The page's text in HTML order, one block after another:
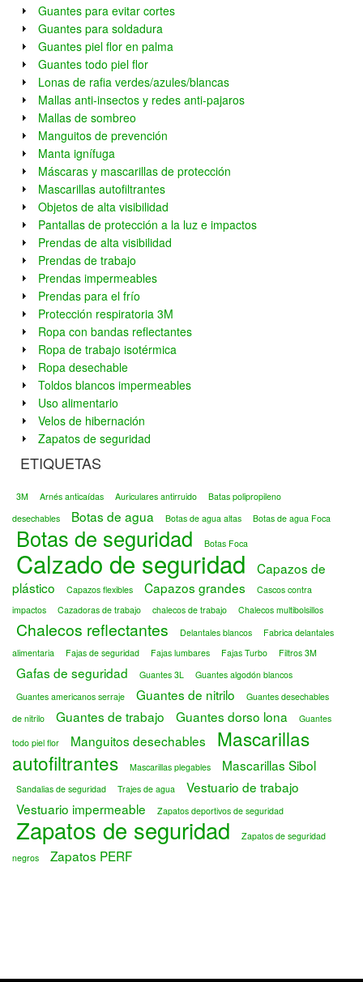
Guantes para evitar cortes
Guantes para soldadura
Guantes piel flor en palma
Guantes todo piel flor
Lonas de rafia verdes/azules/blancas
Mallas anti-insectos y redes anti-pajaros
Mallas de sombreo
Manguitos de prevención
Manta ignífuga
Máscaras y mascarillas de protección
Mascarillas autofiltrantes
Objetos de alta visibilidad
Pantallas de protección a la luz e impactos
Prendas de alta visibilidad
Prendas de trabajo
Prendas impermeables
Prendas para el frío
Protección respiratoria 3M
Ropa con bandas reflectantes
Ropa de trabajo isotérmica
Ropa desechable
Toldos blancos impermeables
Uso alimentario
Velos de hibernación
Zapatos de seguridad
ETIQUETAS
3M Arnés anticaídas Auriculares antirruido
Batas polipropileno
desechables
Botas de agua Botas de agua altas Botas de agua Foca
Botas de seguridad Botas Foca
Calzado de seguridad
Capazos de
plástico
Capazos flexibles Capazos grandes
Cascos contra
impactos
Cazadoras de trabajo chalecos de trabajo Chalecos multibolsillos
Chalecos reflectantes Delantales blancos
Fabrica delantales
alimentaria
Fajas de seguridad Fajas lumbares Fajas Turbo Filtros 3M
Gafas de seguridad Guantes 3L
Guantes algodón blancos
Guantes americanos serraje
Guantes de nitrilo
Guantes desechables
de nitrilo
Guantes de trabajo Guantes dorso lona
Guantes
todo piel flor
Manguitos desechables
Mascarillas
autofiltrantes
Mascarillas plegables Mascarillas Sibol
Sandalias de seguridad Trajes de agua
Vestuario de trabajo
Vestuario impermeable
Zapatos deportivos de seguridad
Zapatos de seguridad
Zapatos de seguridad
negros
Zapatos PERF